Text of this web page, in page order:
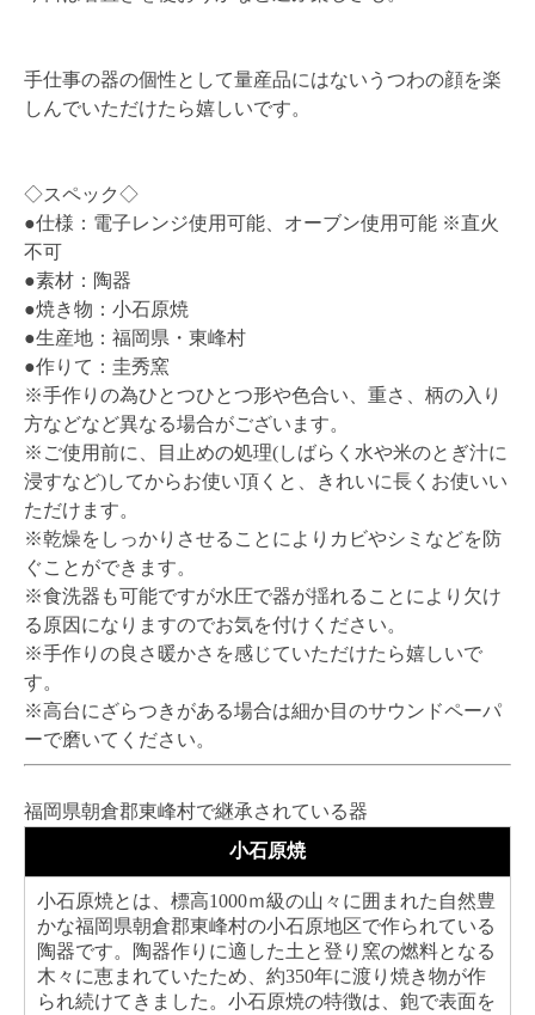
手仕事の器の個性として量産品にはないうつわの顔を楽
しんでいただけたら嬉しいです。
◇スペック◇
●仕様：電子レンジ使用可能、オーブン使用可能 ※直火
不可
●素材：陶器
●焼き物：小石原焼
●生産地：福岡県・東峰村
●作りて：圭秀窯
※手作りの為ひとつひとつ形や色合い、重さ、柄の入り
方などなど異なる場合がございます。
※ご使用前に、目止めの処理(しばらく水や米のとぎ汁に
浸すなど)してからお使い頂くと、きれいに長くお使いい
ただけます。
※乾燥をしっかりさせることによりカビやシミなどを防
ぐことができます。
※食洗器も可能ですが水圧で器が揺れることにより欠け
る原因になりますのでお気を付けください。
※手作りの良さ暖かさを感じていただけたら嬉しいで
す。
※高台にざらつきがある場合は細か目のサウンドペーパ
ーで磨いてください。
福岡県朝倉郡東峰村で継承されている器
小石原焼
小石原焼とは、標高1000ｍ級の山々に囲まれた自然豊
かな福岡県朝倉郡東峰村の小石原地区で作られている
陶器です。陶器作りに適した土と登り窯の燃料となる
木々に恵まれていたため、約350年に渡り焼き物が作
られ続けてきました。小石原焼の特徴は、鉋で表面を